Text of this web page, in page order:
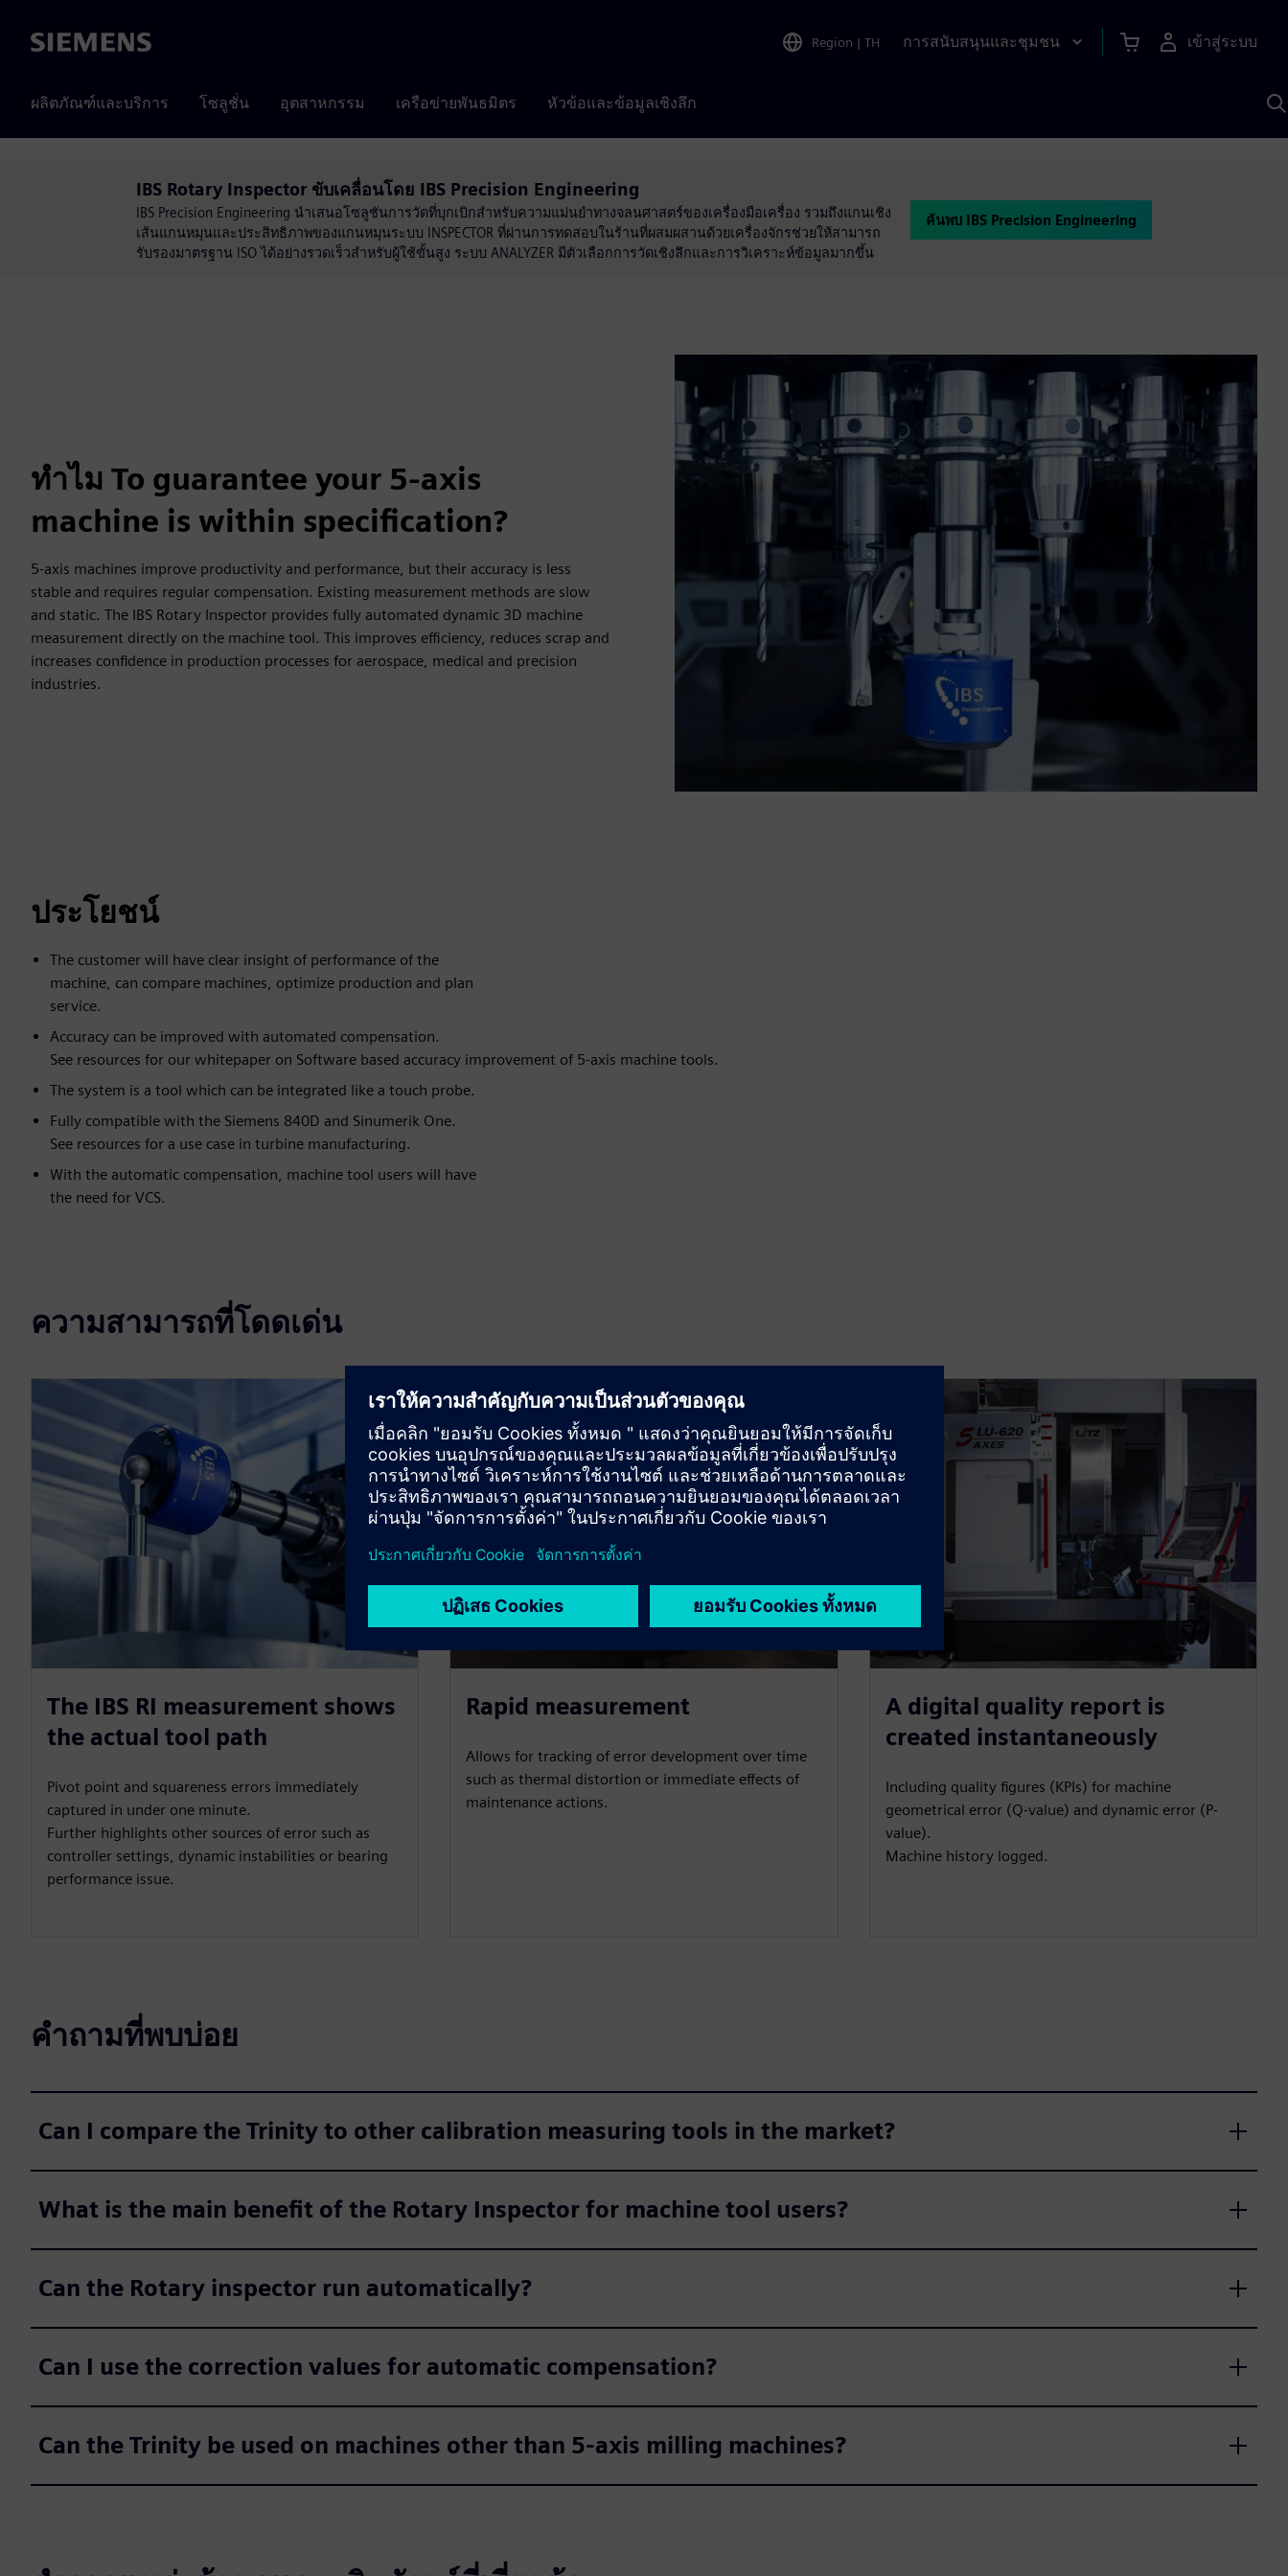
Siemens Region | TH การสนับสนุนและชุมชน เข้าสู่ระบบ
ผลิตภัณฑ์และบริการ โซลูชั่น อุตสาหกรรม เครือข่ายพันธมิตร หัวข้อและข้อมูลเชิงลึก
IBS Rotary Inspector ขับเคลื่อนโดย IBS Precision Engineering
IBS Precision Engineering นำเสนอโซลูชันการวัดที่บุกเบิกสำหรับความแม่นยำทางจลนศาสตร์ของเครื่องมือเครื่อง รวมถึงแกนเชิง
เส้นแกนหมุนและประสิทธิภาพของแกนหมุนระบบ INSPECTOR ที่ผ่านการทดสอบในร้านที่ผสมผสานด้วยเครื่องจักรช่วยให้สามารถ
รับรองมาตรฐาน ISO ได้อย่างรวดเร็วสำหรับผู้ใช้ขั้นสูง ระบบ ANALYZER มีตัวเลือกการวัดเชิงลึกและการวิเคราะห์ข้อมูลมากขึ้น
ค้นพบ IBS Precision Engineering
ทำไม To guarantee your 5-axis
machine is within specification?
5-axis machines improve productivity and performance, but their accuracy is less
stable and requires regular compensation. Existing measurement methods are slow
and static. The IBS Rotary Inspector provides fully automated dynamic 3D machine
measurement directly on the machine tool. This improves efficiency, reduces scrap and
increases confidence in production processes for aerospace, medical and precision
industries.
ประโยชน์
The customer will have clear insight of performance of the
machine, can compare machines, optimize production and plan
service.
Accuracy can be improved with automated compensation.
See resources for our whitepaper on Software based accuracy improvement of 5-axis machine tools.
The system is a tool which can be integrated like a touch probe.
Fully compatible with the Siemens 840D and Sinumerik One.
See resources for a use case in turbine manufacturing.
With the automatic compensation, machine tool users will have
the need for VCS.
ความสามารถที่โดดเด่น
The IBS RI measurement shows
the actual tool path
Pivot point and squareness errors immediately
captured in under one minute.
Further highlights other sources of error such as
controller settings, dynamic instabilities or bearing
performance issue.
Rapid measurement
Allows for tracking of error development over time
such as thermal distortion or immediate effects of
maintenance actions.
A digital quality report is
created instantaneously
Including quality figures (KPIs) for machine
geometrical error (Q-value) and dynamic error (P-
value).
Machine history logged.
คำถามที่พบบ่อย
Can I compare the Trinity to other calibration measuring tools in the market?
What is the main benefit of the Rotary Inspector for machine tool users?
Can the Rotary inspector run automatically?
Can I use the correction values for automatic compensation?
Can the Trinity be used on machines other than 5-axis milling machines?